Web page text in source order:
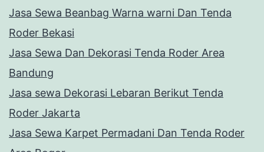
Jasa Sewa Beanbag Warna warni Dan Tenda
Roder Bekasi
Jasa Sewa Dan Dekorasi Tenda Roder Area
Bandung
Jasa sewa Dekorasi Lebaran Berikut Tenda
Roder Jakarta
Jasa Sewa Karpet Permadani Dan Tenda Roder